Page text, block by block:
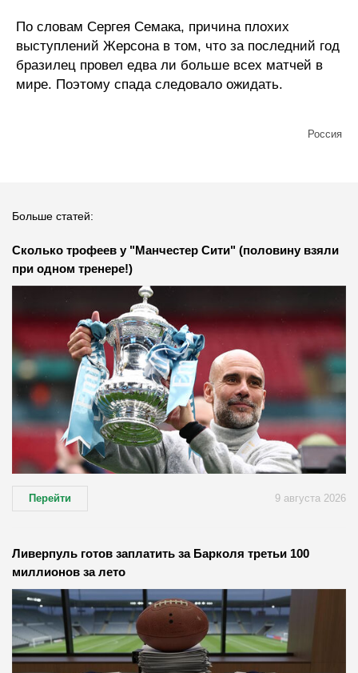
По словам Сергея Семака, причина плохих
выступлений Жерсона в том, что за последний год
бразилец провел едва ли больше всех матчей в
мире. Поэтому спада следовало ожидать.
Россия
Больше статей:
Сколько трофеев у "Манчестер Сити" (половину взяли
при одном тренере!)
Перейти 9 августа 2026
Ливерпуль готов заплатить за Барколя третьи 100
миллионов за лето